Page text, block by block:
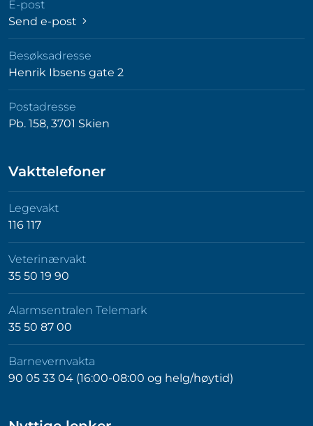
E-post
Send e-post
Besøksadresse
Henrik Ibsens gate 2
Postadresse
Pb. 158, 3701 Skien
Vakttelefoner
Legevakt
116 117
Veterinærvakt
35 50 19 90
Alarmsentralen Telemark
35 50 87 00
Barnevernvakta
90 05 33 04 (16:00-08:00 og helg/høytid)